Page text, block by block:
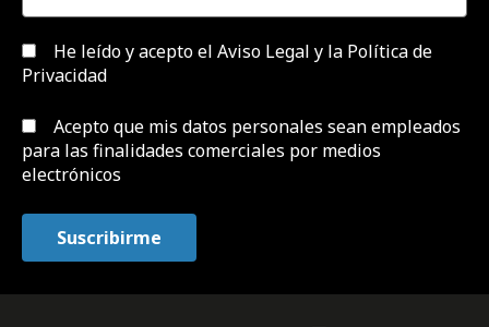
He leído y acepto el Aviso Legal y la Política de
Privacidad
Acepto que mis datos personales sean empleados
para las finalidades comerciales por medios
electrónicos